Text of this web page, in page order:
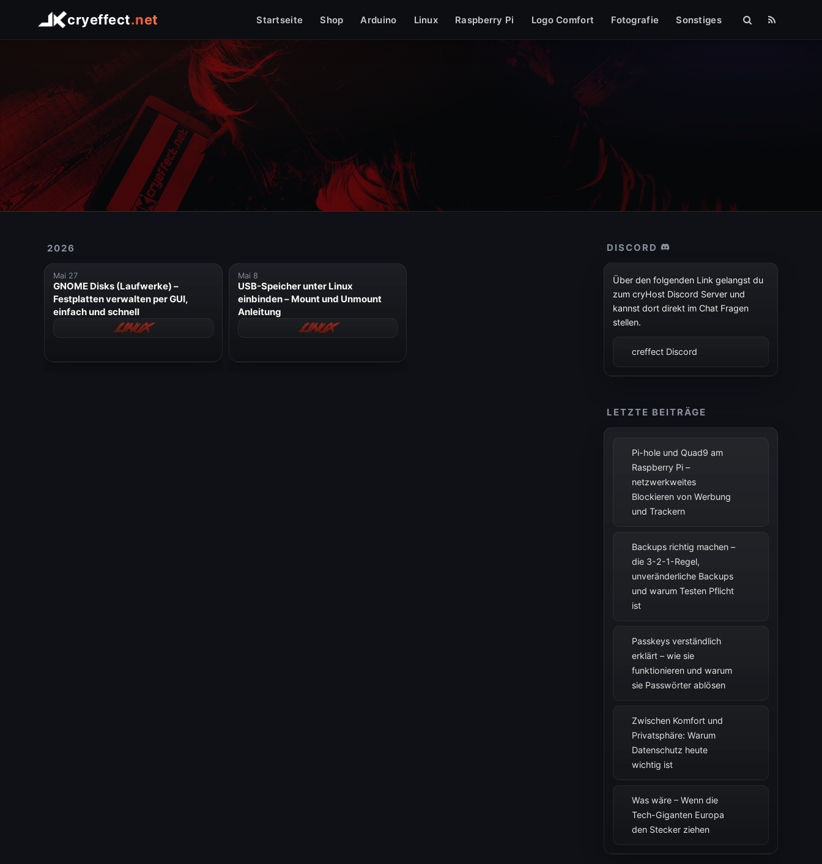
cryeffect.net Startseite Shop Arduino Linux Raspberry Pi Logo Comfort Fotografie Sonstiges
2026
Mai 27
GNOME Disks (Laufwerke) –
Festplatten verwalten per GUI,
einfach und schnell
Linux
Mai 8
USB-Speicher unter Linux
einbinden – Mount und Unmount
Anleitung
Linux
DISCORD
Über den folgenden Link gelangst du
zum cryHost Discord Server und
kannst dort direkt im Chat Fragen
stellen.
creffect Discord
LETZTE BEITRÄGE
Pi-hole und Quad9 am
Raspberry Pi –
netzwerkweites
Blockieren von Werbung
und Trackern
Backups richtig machen –
die 3-2-1-Regel,
unveränderliche Backups
und warum Testen Pflicht
ist
Passkeys verständlich
erklärt – wie sie
funktionieren und warum
sie Passwörter ablösen
Zwischen Komfort und
Privatsphäre: Warum
Datenschutz heute
wichtig ist
Was wäre – Wenn die
Tech-Giganten Europa
den Stecker ziehen